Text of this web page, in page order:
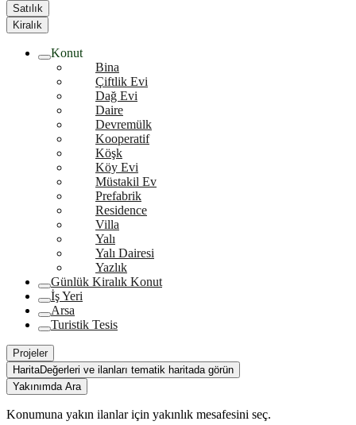
Satılık
Kiralık
Konut
Bina
Çiftlik Evi
Dağ Evi
Daire
Devremülk
Kooperatif
Köşk
Köy Evi
Müstakil Ev
Prefabrik
Residence
Villa
Yalı
Yalı Dairesi
Yazlık
Günlük Kiralık Konut
İş Yeri
Arsa
Turistik Tesis
Projeler
HaritaDeğerleri ve ilanları tematik haritada görün
Yakınımda Ara
Konumuna yakın ilanlar için yakınlık mesafesini seç.